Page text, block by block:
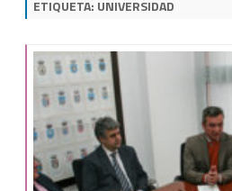
ETIQUETA: UNIVERSIDAD